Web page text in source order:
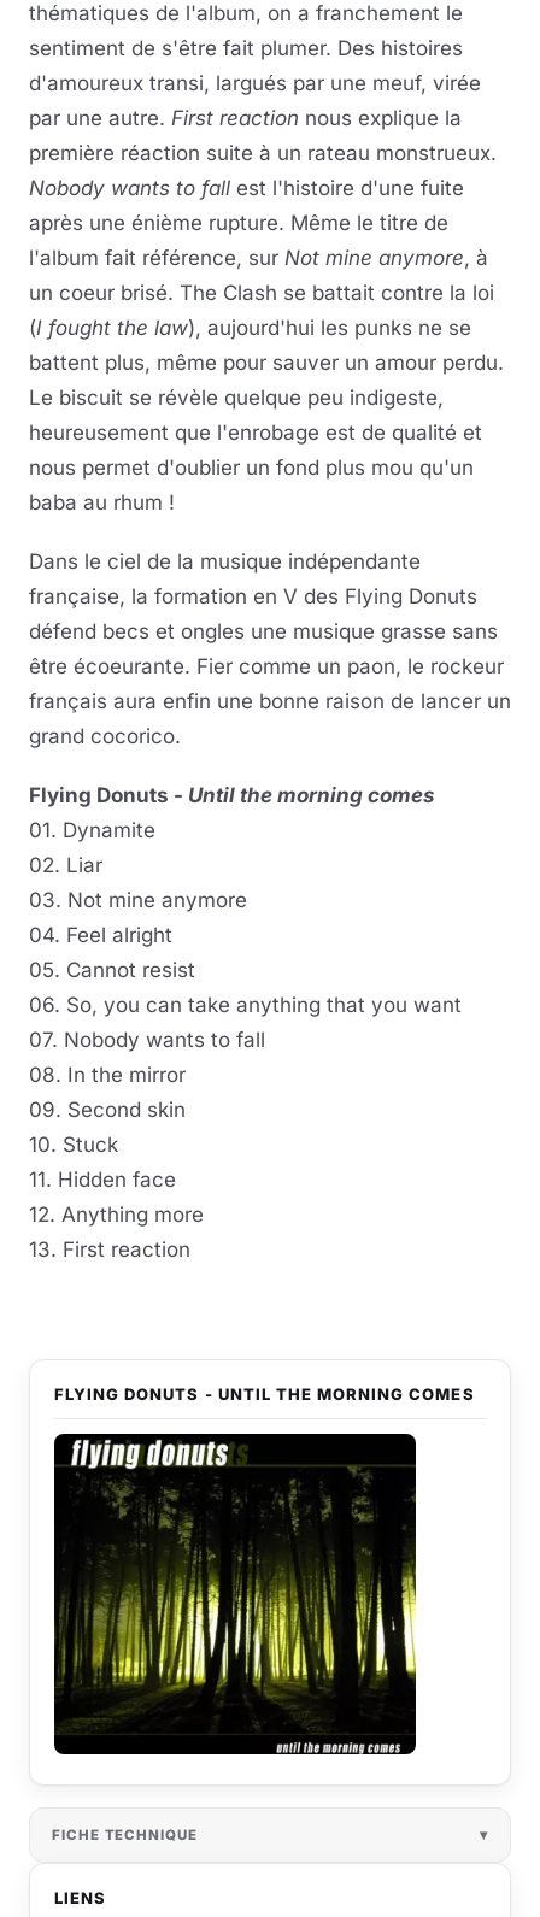
thématiques de l'album, on a franchement le
sentiment de s'être fait plumer. Des histoires
d'amoureux transi, largués par une meuf, virée
par une autre. First reaction nous explique la
première réaction suite à un rateau monstrueux.
Nobody wants to fall est l'histoire d'une fuite
après une énième rupture. Même le titre de
l'album fait référence, sur Not mine anymore, à
un coeur brisé. The Clash se battait contre la loi
(I fought the law), aujourd'hui les punks ne se
battent plus, même pour sauver un amour perdu.
Le biscuit se révèle quelque peu indigeste,
heureusement que l'enrobage est de qualité et
nous permet d'oublier un fond plus mou qu'un
baba au rhum !
Dans le ciel de la musique indépendante
française, la formation en V des Flying Donuts
défend becs et ongles une musique grasse sans
être écoeurante. Fier comme un paon, le rockeur
français aura enfin une bonne raison de lancer un
grand cocorico.
Flying Donuts - Until the morning comes
01. Dynamite
02. Liar
03. Not mine anymore
04. Feel alright
05. Cannot resist
06. So, you can take anything that you want
07. Nobody wants to fall
08. In the mirror
09. Second skin
10. Stuck
11. Hidden face
12. Anything more
13. First reaction
FLYING DONUTS - UNTIL THE MORNING COMES
FICHE TECHNIQUE
LIENS